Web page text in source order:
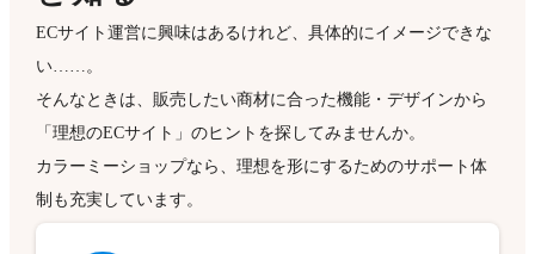
ECサイト運営に興味はあるけれど、具体的にイメージできな
い……。
そんなときは、販売したい商材に合った機能・デザインから
「理想のECサイト」のヒントを探してみませんか。
カラーミーショップなら、理想を形にするためのサポート体
制も充実しています。